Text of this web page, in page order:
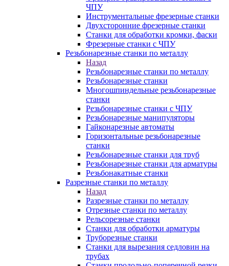
ЧПУ
Инструментальные фрезерные станки
Двухсторонние фрезерные станки
Станки для обработки кромки, фаски
Фрезерные станки с ЧПУ
Резьбонарезные станки по металлу
Назад
Резьбонарезные станки по металлу
Резьбонарезные станки
Многошпиндельные резьбонарезные
станки
Резьбонарезные станки с ЧПУ
Резьбонарезные манипуляторы
Гайконарезные автоматы
Горизонтальные резьбонарезные
станки
Резьбонарезные станки для труб
Резьбонарезные станки для арматуры
Резьбонакатные станки
Разрезные станки по металлу
Назад
Разрезные станки по металлу
Отрезные станки по металлу
Рельсорезные станки
Станки для обработки арматуры
Труборезные станки
Станки для вырезания седловин на
трубаx